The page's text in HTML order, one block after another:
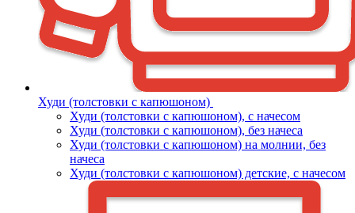
Худи (толстовки с капюшоном)
Худи (толстовки c капюшоном), с начесом
Худи (толстовки c капюшоном), без начеса
Худи (толстовки с капюшоном) на молнии, без
начеса
Худи (толстовки c капюшоном) детские, с начесом